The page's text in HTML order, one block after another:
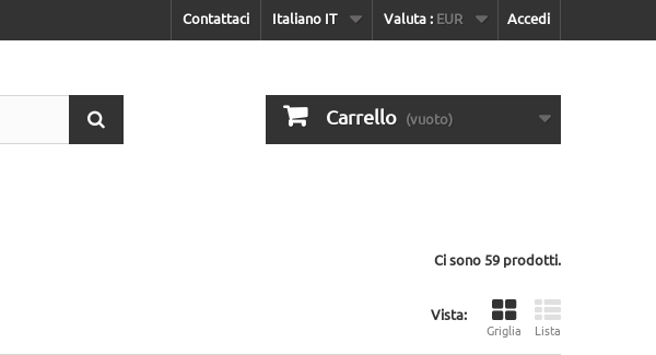
Accedi
Valuta : EUR
Italiano IT
Contattaci
Carrello (vuoto)
Ci sono 59 prodotti.
Vista:
Griglia Lista